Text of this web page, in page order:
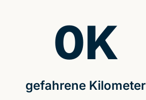
gefahrene Kilometer
0K